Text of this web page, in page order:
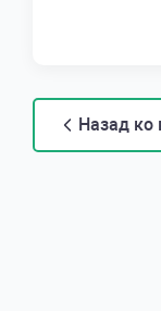
Назад ко